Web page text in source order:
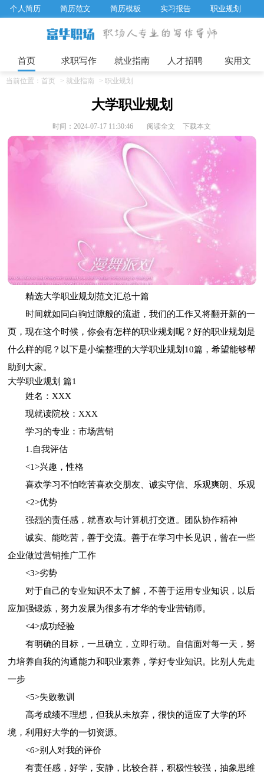
个人简历 简历范文 简历模板 实习报告
职业规划
招聘选拔 企业文化
工作计划
首页 求职写作 就业指南 人才招聘 实用文
当前位置： 首页 > 就业指南 > 职业规划
大学职业规划
时间：2024-07-17 11:30:46 阅读全文 下载本文
精选大学职业规划范文汇总十篇
时间就如同白驹过隙般的流逝，我们的工作又将翻开新的一
页，现在这个时候，你会有怎样的职业规划呢？好的职业规划是
什么样的呢？以下是小编整理的大学职业规划10篇，希望能够帮
助到大家。
大学职业规划 篇1
姓名：XXX
现就读院校：XXX
学习的专业：市场营销
1.自我评估
<1>兴趣，性格
喜欢学习不怕吃苦喜欢交朋友、诚实守信、乐观爽朗、乐观
<2>优势
强烈的责任感，就喜欢与计算机打交道。团队协作精神
诚实、能吃苦，善于交流。善于在学习中长见识，曾在一些
企业做过营销推广工作
<3>劣势
对于自己的专业知识不太了解，不善于运用专业知识，以后
应加强锻炼，努力发展为很多有才华的专业营销师。
<4>成功经验
有明确的目标，一旦确立，立即行动。自信面对每一天，努
力培养自我的沟通能力和职业素养，学好专业知识。比别人先走
一步
<5>失败教训
高考成绩不理想，但我从未放弃，很快的适应了大学的环
境，利用好大学的一切资源。
<6>别人对我的评价
有责任感，好学，安静，比较合群，积极性较强，抽象思维